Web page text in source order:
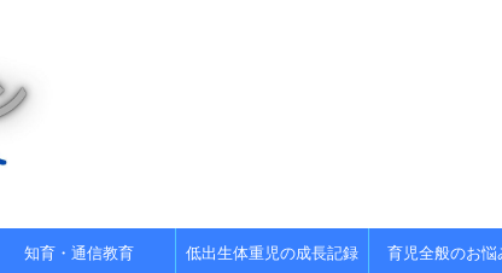
知育・通信教育 低出生体重児の成長記録 育児全般のお悩